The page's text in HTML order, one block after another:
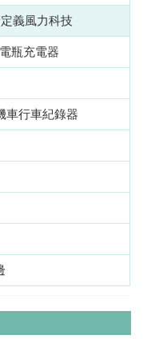
義風力科技
瓶充電器
車行車紀錄器